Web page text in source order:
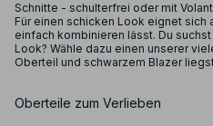
Schnitte - schulterfrei oder mit
Für einen schicken Look eignet sich
einfach kombinieren lässt. Du
Look? Wähle dazu einen unserer
Oberteil und schwarzem Blazer
Oberteile zum Verlieben